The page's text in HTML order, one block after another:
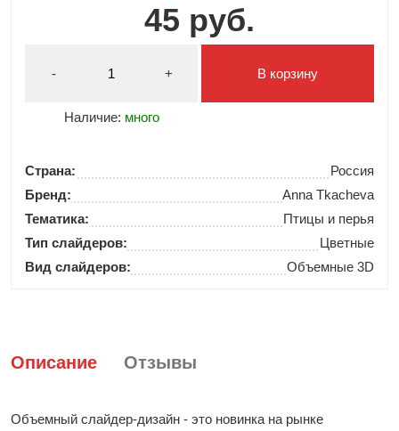
45 руб.
- +
Наличие: много
В корзину
Страна:
Россия
Бренд:
Anna Tkacheva
Тематика:
Птицы и перья
Тип слайдеров:
Цветные
Вид слайдеров:
Объемные 3D
Описание Отзывы
Объемный слайдер-дизайн - это новинка на рынке